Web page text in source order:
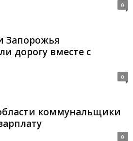
0
Запорожья
дорогу вместе с
0
коммунальщики
0